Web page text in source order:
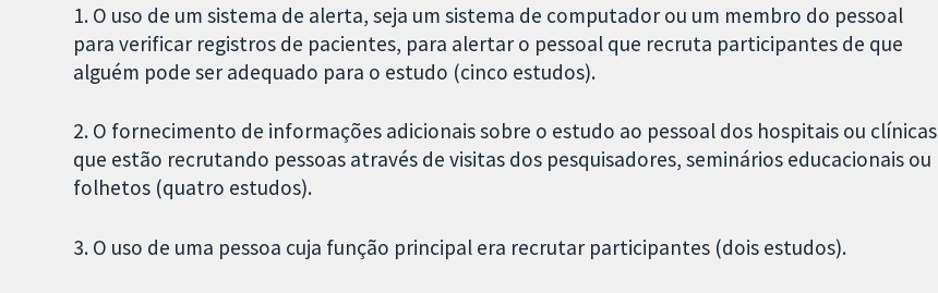
1. O uso de um sistema de alerta, seja um sistema de computador ou um membro do pessoal
para verificar registros de pacientes, para alertar o pessoal que recruta participantes de que
alguém pode ser adequado para o estudo (cinco estudos).
2. O fornecimento de informações adicionais sobre o estudo ao pessoal dos hospitais ou clínicas
que estão recrutando pessoas através de visitas dos pesquisadores, seminários educacionais ou
folhetos (quatro estudos).
3. O uso de uma pessoa cuja função principal era recrutar participantes (dois estudos).